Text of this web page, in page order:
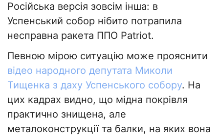
Російська версія зовсім інша: в
Успенський собор нібито потрапила
несправна ракета ППО Patriot.
Певною мірою ситуацію може прояснити
відео народного депутата Миколи
Тищенка з даху Успенського собору. На
цих кадрах видно, що мідна покрівля
практично знищена, але
металоконструкції та балки, на яких вона